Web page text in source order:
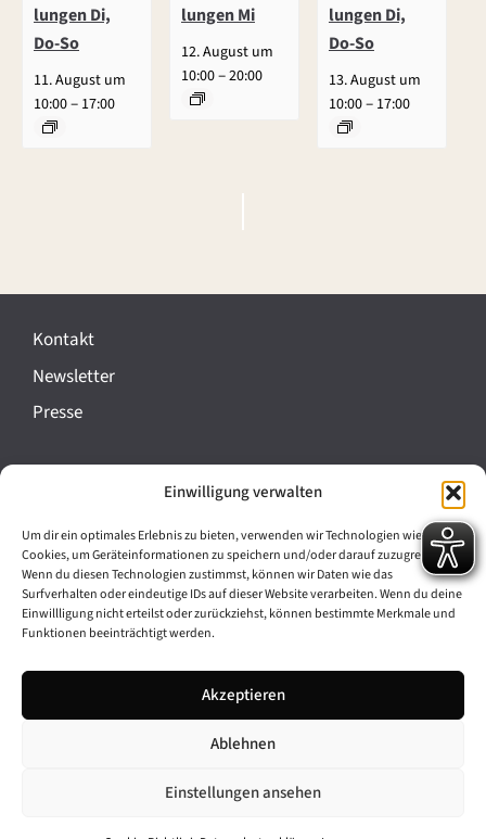
Einwilligung verwalten
Um dir ein optimales Erlebnis zu bieten, verwenden wir Technologien wie
Cookies, um Geräteinformationen zu speichern und/oder darauf zuzugreifen.
Wenn du diesen Technologien zustimmst, können wir Daten wie das
Surfverhalten oder eindeutige IDs auf dieser Website verarbeiten. Wenn du deine
Einwillligung nicht erteilst oder zurückziehst, können bestimmte Merkmale und
Funktionen beeinträchtigt werden.
Akzeptieren
Ablehnen
Einstellungen ansehen
lungen Di,
Do-So
11. August um
10:00– 17:00
lungen Mi
12. August um
10:00–20:00
lungen Di,
Do-So
13. August um
10:00– 17:00
e
a
n
t
l
t
u
g
-
Kontakt
Newsletter
Presse
Cookie-Richtlinie (EU)
Barrierefreiheit